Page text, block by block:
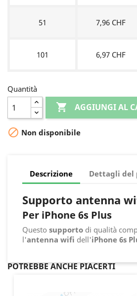
51 7,96 CHF
101 6,97 CHF
Quantità
 AGGIUNGI AL
 Non disponibile
Descrizione Dettagli del
Supporto antenna
Per iPhone 6s Plus
Questo supporto di qualità
l'antenna wifi dell'iPhone 6s
POTREBBE ANCHE PIACERTI